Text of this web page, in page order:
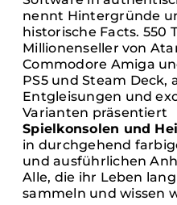
nennt Hintergründe
historische Facts. 550
Millionenseller von
Commodore Amiga
PS5 und Steam Deck,
Entgleisungen und
Varianten präsentiert
Spielkonsolen und
in durchgehend
und ausführlichen
Alle, die ihr Leben
sammeln und wissen